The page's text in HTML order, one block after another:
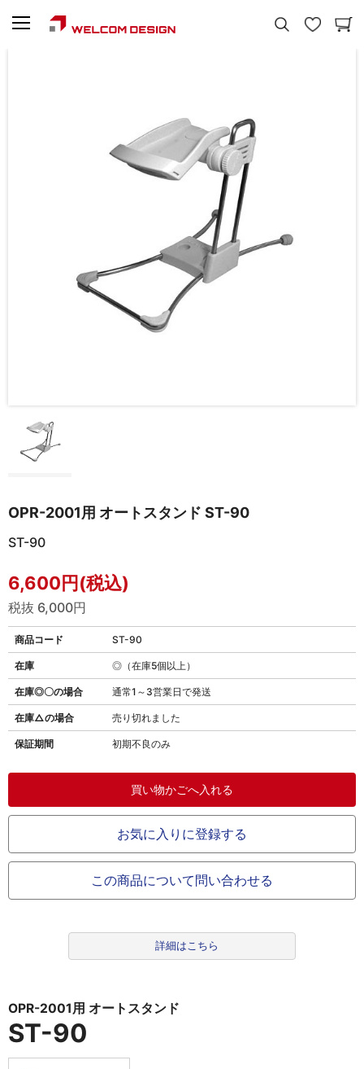
OPR-2001用 オートスタンド ST-90
ST-90
6,600円(税込)
税抜 6,000円
商品コード ST-90
在庫◎〇の場合 通常1～3営業日で発送
在庫△の場合 売り切れました
保証期間 初期不良のみ
在庫 ◎（在庫5個以上）
お気に入りに登録する
この商品について問い合わせる
詳細はこちら
OPR-2001用 オートスタンド
ST-90